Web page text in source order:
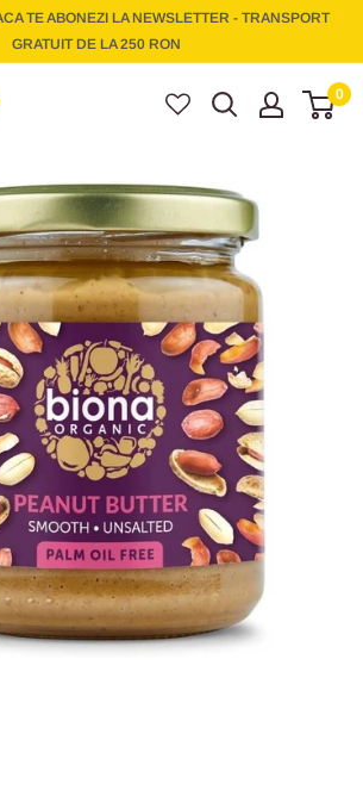
TE ABONEZI LA NEWSLETTER - TRANSPORT
GRATUIT DE LA 250 RON
0